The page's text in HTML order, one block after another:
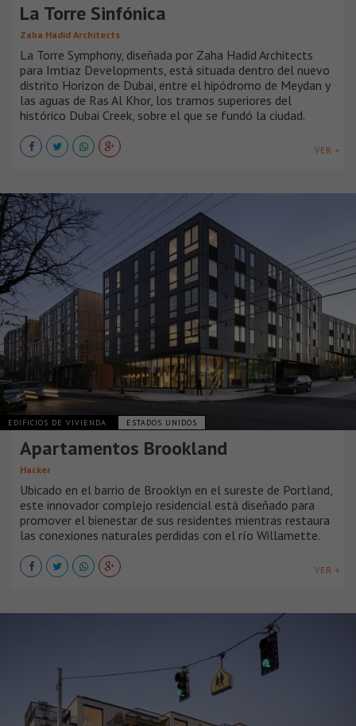
La Torre Sinfónica
Zaha Hadid Architects
La Torre Symphony, diseñada por Zaha Hadid Architects
para Imtiaz Developments, está situada dentro del nuevo
distrito Horizon de Dubai, entre el hipódromo de Meydan y
las aguas de Ras Al Khor, los tramos superiores del
histórico Dubai Creek, sobre el que se fundó la ciudad.
VER +
EDIFICIOS DE VIVIENDA ESTADOS UNIDOS
Apartamentos Brookland
Hacker
Ubicado en el barrio de Brooklyn en el sureste de Portland,
este innovador complejo residencial está diseñado para
promover el bienestar de sus residentes mientras restaura
las conexiones naturales perdidas con el río Willamette.
VER +